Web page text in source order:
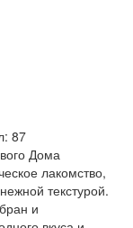
87
Дома
лакомство,
текстурой.
и